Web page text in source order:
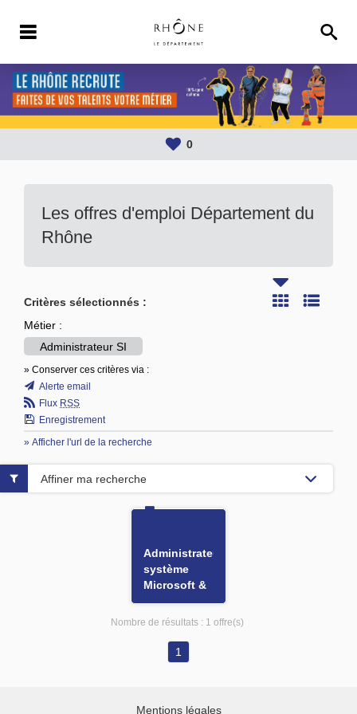
0
Les offres d'emploi Département du
Rhône
Critères sélectionnés :
Métier :
Administrateur SI
» Conserver ces critères via :
Alerte email
Flux RSS
Enregistrement
» Afficher l'url de la recherche
Administrateur
système
Microsoft &
Cloud H/F
Affiner ma recherche
Nombre de résultats : 1 offre(s)
1
Mentions légales